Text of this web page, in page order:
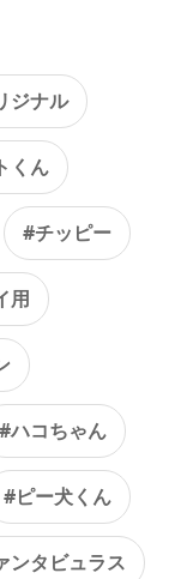
ジナル
くん
#チッピー
用
#ハコちゃん
#ピー犬くん
ンタビュラス